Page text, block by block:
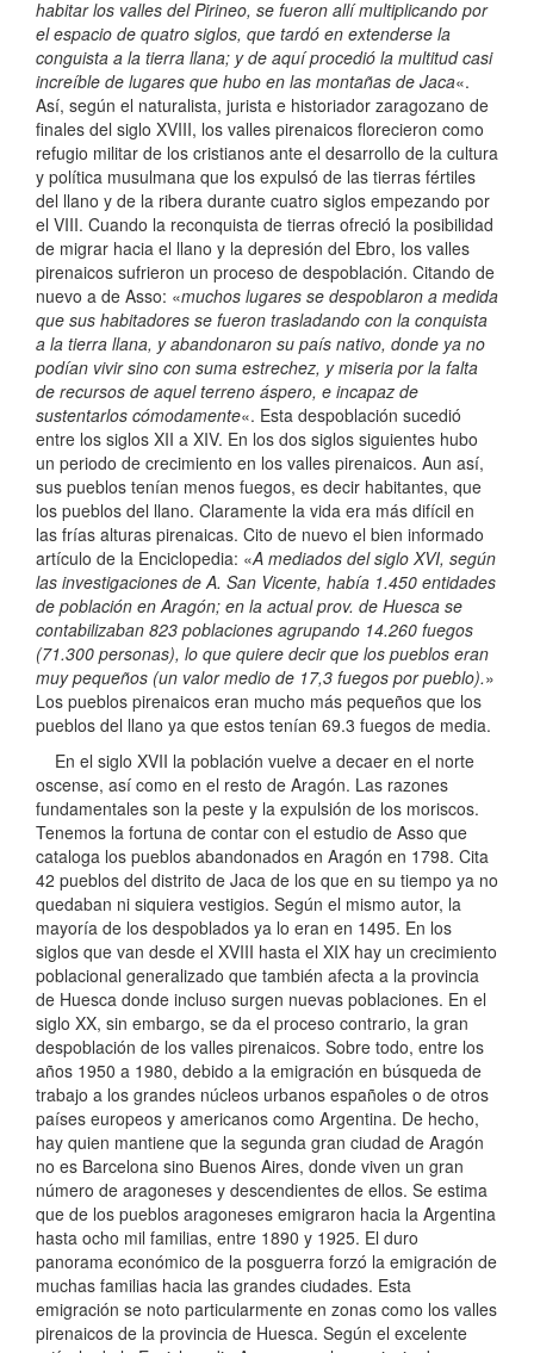
habitar los valles del Pirineo, se fueron allí multiplicando por
el espacio de quatro siglos, que tardó en extenderse la
conguista a la tierra llana; y de aquí procedió la multitud casi
increíble de lugares que hubo en las montañas de Jaca«.
Así, según el naturalista, jurista e historiador zaragozano de
finales del siglo XVIII, los valles pirenaicos florecieron como
refugio militar de los cristianos ante el desarrollo de la cultura
y política musulmana que los expulsó de las tierras fértiles
del llano y de la ribera durante cuatro siglos empezando por
el VIII. Cuando la reconquista de tierras ofreció la posibilidad
de migrar hacia el llano y la depresión del Ebro, los valles
pirenaicos sufrieron un proceso de despoblación. Citando de
nuevo a de Asso: «muchos lugares se despoblaron a medida
que sus habitadores se fueron trasladando con la conquista
a la tierra llana, y abandonaron su país nativo, donde ya no
podían vivir sino con suma estrechez, y miseria por la falta
de recursos de aquel terreno áspero, e incapaz de
sustentarlos cómodamente«. Esta despoblación sucedió
entre los siglos XII a XIV. En los dos siglos siguientes hubo
un periodo de crecimiento en los valles pirenaicos. Aun así,
sus pueblos tenían menos fuegos, es decir habitantes, que
los pueblos del llano. Claramente la vida era más difícil en
las frías alturas pirenaicas. Cito de nuevo el bien informado
artículo de la Enciclopedia: «A mediados del siglo XVI, según
las investigaciones de A. San Vicente, había 1.450 entidades
de población en Aragón; en la actual prov. de Huesca se
contabilizaban 823 poblaciones agrupando 14.260 fuegos
(71.300 personas), lo que quiere decir que los pueblos eran
muy pequeños (un valor medio de 17,3 fuegos por pueblo).»
Los pueblos pirenaicos eran mucho más pequeños que los
pueblos del llano ya que estos tenían 69.3 fuegos de media.
En el siglo XVII la población vuelve a decaer en el norte
oscense, así como en el resto de Aragón. Las razones
fundamentales son la peste y la expulsión de los moriscos.
Tenemos la fortuna de contar con el estudio de Asso que
cataloga los pueblos abandonados en Aragón en 1798. Cita
42 pueblos del distrito de Jaca de los que en su tiempo ya no
quedaban ni siquiera vestigios. Según el mismo autor, la
mayoría de los despoblados ya lo eran en 1495. En los
siglos que van desde el XVIII hasta el XIX hay un crecimiento
poblacional generalizado que también afecta a la provincia
de Huesca donde incluso surgen nuevas poblaciones. En el
siglo XX, sin embargo, se da el proceso contrario, la gran
despoblación de los valles pirenaicos. Sobre todo, entre los
años 1950 a 1980, debido a la emigración en búsqueda de
trabajo a los grandes núcleos urbanos españoles o de otros
países europeos y americanos como Argentina. De hecho,
hay quien mantiene que la segunda gran ciudad de Aragón
no es Barcelona sino Buenos Aires, donde viven un gran
número de aragoneses y descendientes de ellos. Se estima
que de los pueblos aragoneses emigraron hacia la Argentina
hasta ocho mil familias, entre 1890 y 1925. El duro
panorama económico de la posguerra forzó la emigración de
muchas familias hacia las grandes ciudades. Esta
emigración se noto particularmente en zonas como los valles
pirenaicos de la provincia de Huesca. Según el excelente